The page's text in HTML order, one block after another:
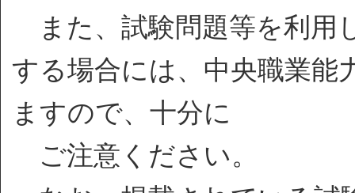
また、試験問題等を利用
する場合には、中央職業能
ますので、十分に
ご注意ください。